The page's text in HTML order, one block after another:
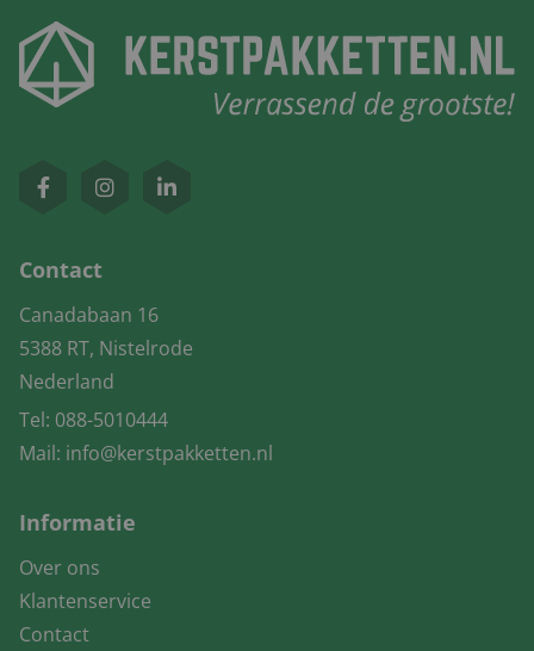
Contact
Canadabaan 16
5388 RT, Nistelrode
Nederland
Tel: 088-5010444
Mail: info@kerstpakketten.nl
Informatie
Over ons
Klantenservice
Contact